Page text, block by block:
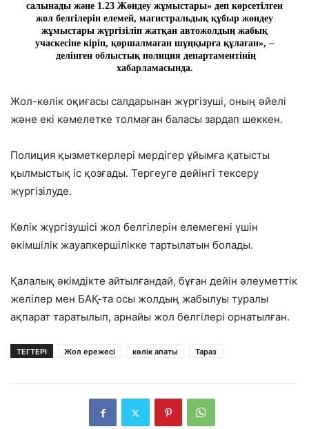
салынады және 1.23 Жөндеу жұмыстары» деп көрсетілген
жол белгілерін елемей, магистральдық құбыр жөндеу
жұмыстары жүргізіліп жатқан автожолдың жабық
учаскесіне кіріп, қоршалмаған шұңқырға құлаған», –
делінген облыстық полиция департаментінің
хабарламасында.
Жол-көлік оқиғасы салдарынан жүргізуші, оның әйелі
және екі кәмелетке толмаған баласы зардап шеккен.
Полиция қызметкерлері мердігер ұйымға қатысты
қылмыстық іс қозғады. Тергеуге дейінгі тексеру
жүргізілуде.
Көлік жүргізушісі жол белгілерін елемегені үшін
әкімшілік жауапкершілікке тартылатын болады.
Қалалық әкімдікте айтылғандай, бұған дейін әлеуметтік
желілер мен БАҚ-та осы жолдың жабылуы туралы
ақпарат таратылып, арнайы жол белгілері орнатылған.
ТЕГТЕРІ Жол ережесі көлік апаты Тараз